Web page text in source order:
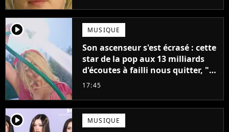
player2 MUSIQUE
Son ascenseur s'est écrasé : cette
star de la pop aux 13 milliards
d'écoutes à failli nous quitter, "Je
pensais ne plus jamais chanter"
17:45
player2 MUSIQUE